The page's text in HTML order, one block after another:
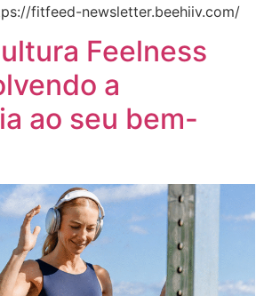
fitfeed-newsletter.beehiiv.com/
Feelness
a
ao seu bem-